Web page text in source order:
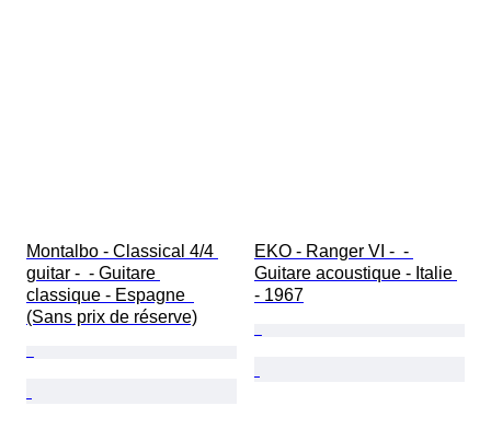
Montalbo - Classical 4/4
guitar -  - Guitare
classique - Espagne
(Sans prix de réserve)
EKO - Ranger VI -  -
Guitare acoustique - Italie
- 1967